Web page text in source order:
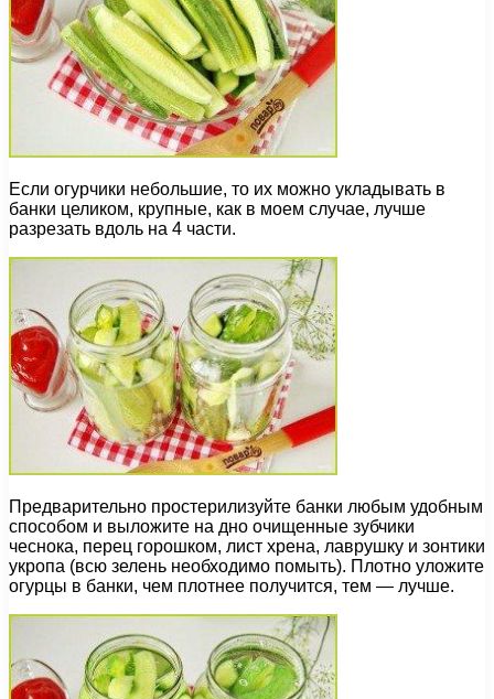
Если огурчики небольшие, то их можно укладывать в
банки целиком, крупные, как в моем случае, лучше
разрезать вдоль на 4 части.
Предварительно простерилизуйте банки любым удобным
способом и выложите на дно очищенные зубчики
чеснока, перец горошком, лист хрена, лаврушку и зонтики
укропа (всю зелень необходимо помыть). Плотно уложите
огурцы в банки, чем плотнее получится, тем — лучше.